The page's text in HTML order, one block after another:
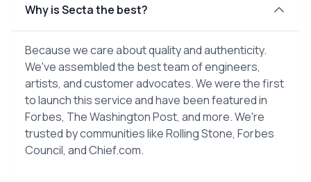
Why is Secta the best?
Because we care about quality and authenticity.
We've assembled the best team of engineers,
artists, and customer advocates. We were the first
to launch this service and have been featured in
Forbes, The Washington Post, and more. We're
trusted by communities like Rolling Stone, Forbes
Council, and Chief.com.